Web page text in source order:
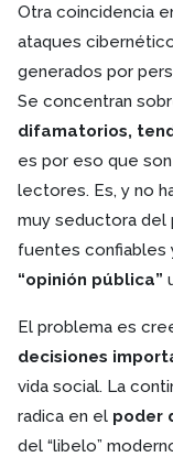
Otra coincidencia
ataques
generados por
Se concentran
difamatorios,
es por eso que
lectores. Es, y no
muy seductora del
fuentes confiables
“opinión pública”
El problema es
decisiones
vida social. La
radica en el poder
del “libelo”